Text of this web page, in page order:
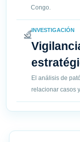
Congo.
INVESTIGACIÓN
El análisis de
relacionar casos